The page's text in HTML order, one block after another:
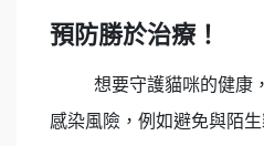
預防勝於治療！
想要守護貓咪的健康
感染風險，例如避免與陌